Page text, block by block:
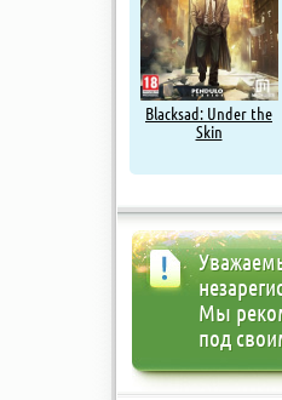
Blacksad: Under the
Skin
Мы
под